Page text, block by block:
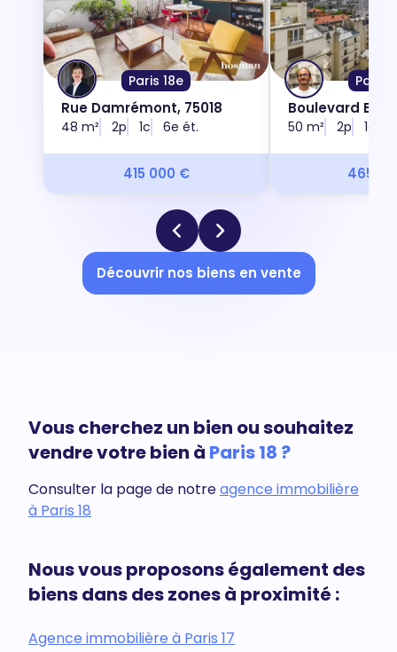
Paris 18e
Rue Damrémont, 75018
48 m² 2p 1c 6e ét.
415 000 €
Paris
Boulevard
50 m² 2p 1c
465
Découvrir nos biens en vente
Vous cherchez un bien ou souhaitez
vendre votre bien à Paris 18 ?
Consulter la page de notreagence immobilière
à Paris 18
Nous vous proposons également des
biens dans des zones à proximité :
Agence immobilière à Paris 17